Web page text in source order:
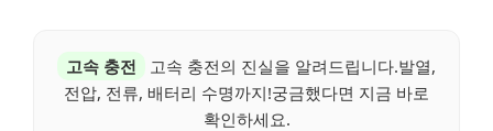
고속 충전
고속 충전의 진실을 알려드립니다.발열,
전압, 전류, 배터리 수명까지!궁금했다면 지금 바로
확인하세요.